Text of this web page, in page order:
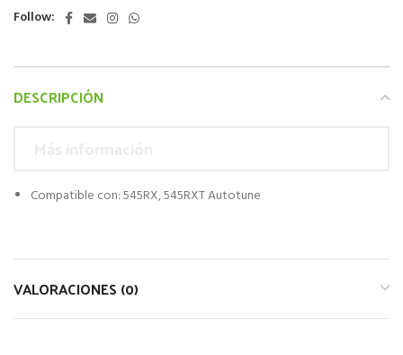
Follow:
DESCRIPCIÓN
Compatible con: 545RX, 545RXT Autotune
VALORACIONES (0)